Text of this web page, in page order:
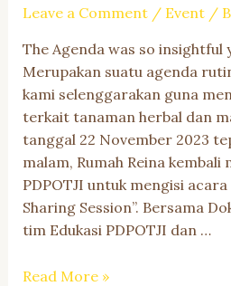
Leave a Comment / Event/
The Agenda was so insightful
Merupakan suatu agenda
kami selenggarakan guna
terkait tanaman herbal dan
tanggal 22 November 2023
malam, Rumah Reina
PDPOTJI untuk mengisi
Sharing Session”. Bersama
tim Edukasi PDPOTJI dan …
Kiat
Read More »